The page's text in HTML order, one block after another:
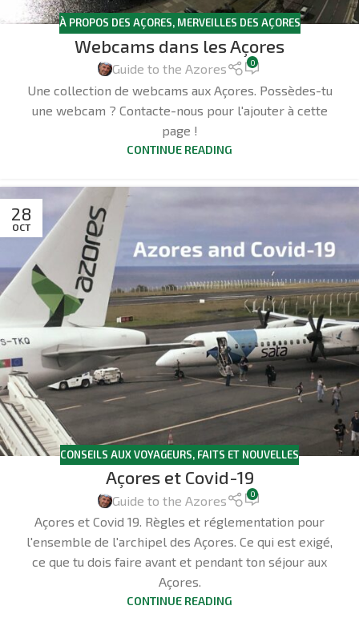
À PROPOS DES AÇORES, MERVEILLES DES AÇORES
Webcams dans les Açores
Guide to the Azores 0
Une collection de webcams aux Açores. Possèdes-tu
une webcam ? Contacte-nous pour l'ajouter à cette
page !
CONTINUE READING
28
OCT
CONSEILS AUX VOYAGEURS, FAITS ET NOUVELLES
Açores et Covid-19
Guide to the Azores 0
Açores et Covid 19. Règles et réglementation pour
l'ensemble de l'archipel des Açores. Ce qui est exigé,
ce que tu dois faire avant et pendant ton séjour aux
Açores.
CONTINUE READING